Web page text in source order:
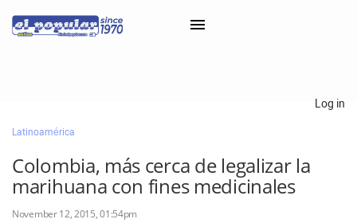
Classifieds
Categorías
Log in
Latinoamérica
Colombia, más cerca de legalizar la
marihuana con fines medicinales
November 12, 2015, 01:54pm